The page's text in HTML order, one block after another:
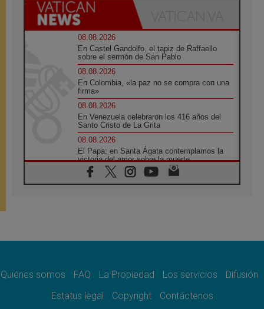
08.08.2026
En Castel Gandolfo, el tapiz de Raffaello
sobre el sermón de San Pablo
08.08.2026
En Colombia, «la paz no se compra con una
firma»
08.08.2026
En Venezuela celebraron los 416 años del
Santo Cristo de La Grita
08.08.2026
El Papa: en Santa Ágata contemplamos la
victoria del amor sobre la muerte
08.08.2026
León XIV visitará el Santuario de la Madre
07.08.2026
07.08.2026
el compromiso del cristiano"
Quiénes somos FAQ La Propiedad Los servicios
Difusión
Estatus legal
Copyright Contáctenos